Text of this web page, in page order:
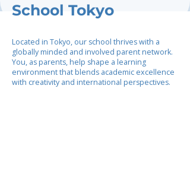
School Tokyo
Located in Tokyo, our school thrives with a
globally minded and involved parent network.
You, as parents, help shape a learning
environment that blends academic excellence
with creativity and international perspectives.